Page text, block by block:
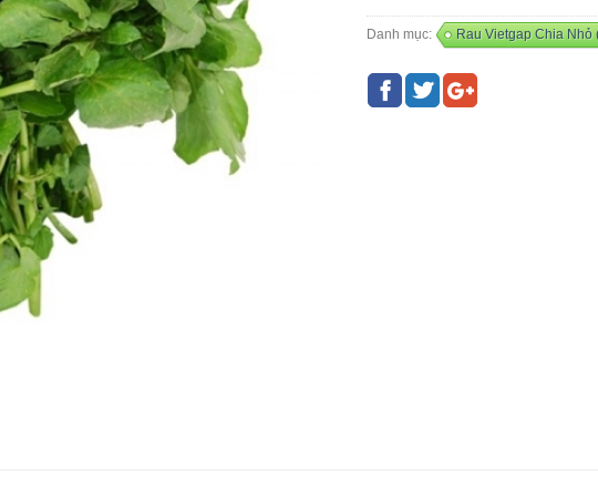
Danh mục: Rau Vietgap Chia Nhỏ